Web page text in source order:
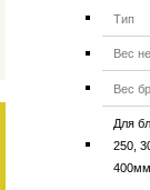
Тип
Вес
Вес
Для
250,